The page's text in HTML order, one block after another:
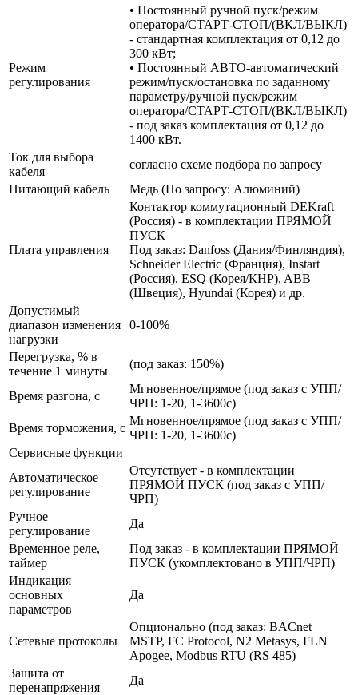
Режим
регулирования
• Постоянный ручной пуск/режим
оператора/СТАРТ-СТОП/(ВКЛ/ВЫКЛ)
- стандартная комплектация от 0,12 до
300 кВт;
• Постоянный АВТО-автоматический
режим/пуск/остановка по заданному
параметру/ручной пуск/режим
оператора/СТАРТ-СТОП/(ВКЛ/ВЫКЛ)
- под заказ комплектация от 0,12 до
1400 кВт.
Ток для выбора
кабеля
согласно схеме подбора по запросу
Питающий кабель
Медь (По запросу: Алюминий)
Плата управления
Контактор коммутационный DEKraft
(Россия) - в комплектации ПРЯМОЙ
ПУСК
Под заказ: Danfoss (Дания/Финляндия),
Schneider Electric (Франция), Instart
(Россия), ESQ (Корея/КНР), ABB
(Швеция), Hyundai (Корея) и др.
Допустимый
диапазон изменения
нагрузки
0-100%
Перегрузка, % в
течение 1 минуты
(под заказ: 150%)
Время разгона, с
Мгновенное/прямое (под заказ с УПП/
ЧРП: 1-20, 1-3600с)
Время торможения, с
Мгновенное/прямое (под заказ с УПП/
ЧРП: 1-20, 1-3600с)
Сервисные функции
Автоматическое
регулирование
Отсутствует - в комплектации
ПРЯМОЙ ПУСК (под заказ с УПП/
ЧРП)
Ручное
регулирование
Да
Временное реле,
таймер
Под заказ - в комплектации ПРЯМОЙ
ПУСК (укомплектовано в УПП/ЧРП)
Индикация
основных
параметров
Да
Сетевые протоколы
Опционально (под заказ: BACnet
MSTP, FC Protocol, N2 Metasys, FLN
Apogee, Modbus RTU (RS 485)
Защита от
перенапряжения
Да